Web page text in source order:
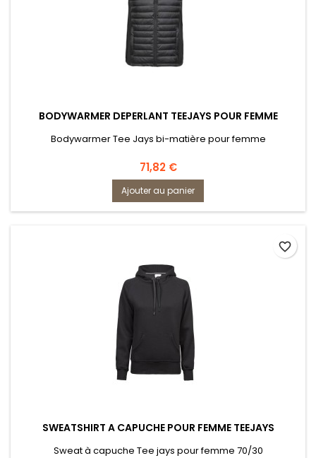
BODYWARMER DEPERLANT TEEJAYS POUR FEMME
Bodywarmer Tee Jays bi-matière pour femme
Prix
71,82 €
Ajouter au panier
SWEATSHIRT A CAPUCHE POUR FEMME TEEJAYS
Sweat à capuche Tee jays pour femme 70/30
favorite_border